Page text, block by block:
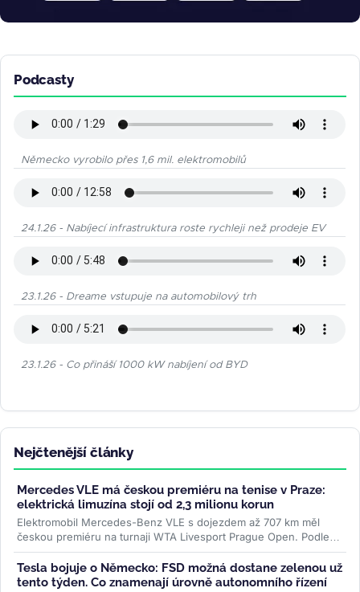
Podcasty
Německo vyrobilo přes 1,6 mil. elektromobilů
24.1.26 - Nabíjecí infrastruktura roste rychleji než prodeje EV
23.1.26 - Dreame vstupuje na automobilový trh
23.1.26 - Co přináší 1000 kW nabíjení od BYD
Nejčtenější články
Mercedes VLE má českou premiéru na tenise v Praze:
elektrická limuzína stojí od 2,3 milionu korun
Elektromobil Mercedes-Benz VLE s dojezdem až 707 km měl
českou premiéru na turnaji WTA Livesport Prague Open. Podle
konfigurátoru automobilky...>>
Tesla bojuje o Německo: FSD možná dostane zelenou už
tento týden. Co znamenají úrovně autonomního řízení